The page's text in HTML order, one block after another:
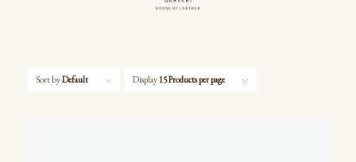
Sort byDefault Display15 Products per page